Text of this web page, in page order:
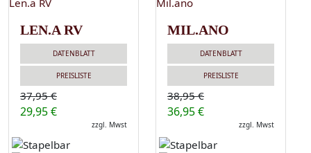
LEN.A RV
DATENBLATT
PREISLISTE
37,95 €
29,95 €
zzgl. Mwst
MIL.ANO
DATENBLATT
PREISLISTE
38,95 €
36,95 €
zzgl. Mwst